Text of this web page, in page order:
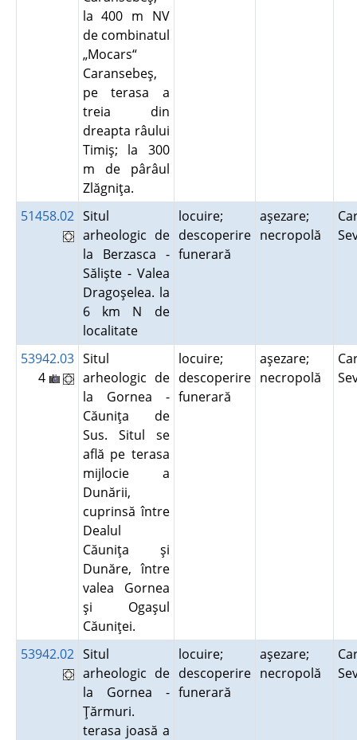
la 400 m NV
de combinatul
„Mocars“
Caransebeş,
pe terasa a
treia din
dreapta râului
Timiş; la 300
m de pârâul
Zlăgniţa.
51458.02 Situl
arheologic de
la Berzasca -
Sălişte - Valea
Dragoşelea. la
6 km N de
localitate
locuire;
descoperire
funerară
aşezare;
necropolă
53942.03
4
Situl
arheologic de
la Gornea -
Căuniţa de
Sus. Situl se
află pe terasa
mijlocie a
Dunării,
cuprinsă între
Dealul
Căuniţa şi
Dunăre, între
valea Gornea
şi Ogaşul
Căuniţei.
locuire;
descoperire
funerară
aşezare;
necropolă
53942.02 Situl
arheologic de
la Gornea -
Ţărmuri.
terasa joasă a
locuire;
descoperire
funerară
aşezare;
necropolă